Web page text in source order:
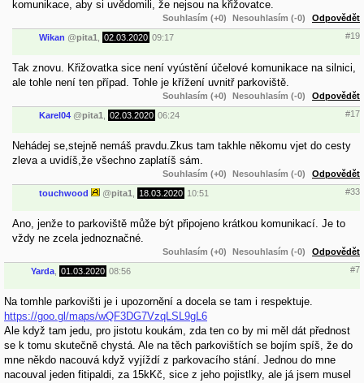
komunikace, aby si uvědomili, že nejsou na křižovatce.
Souhlasím (+0) Nesouhlasím (-0) Odpovědět
Wikan @pita1 02.03.2020 09:17 #19
Tak znovu. Křižovatka sice není vyústění účelové komunikace na silnici,
ale tohle není ten případ. Tohle je křížení uvnitř parkoviště.
Souhlasím (+0) Nesouhlasím (-0) Odpovědět
Karel04 @pita1 02.03.2020 06:24 #17
Nehádej se,stejně nemáš pravdu.Zkus tam takhle někomu vjet do cesty
zleva a uvidíš,že všechno zaplatíš sám.
Souhlasím (+0) Nesouhlasím (-0) Odpovědět
touchwood @pita1 18.03.2020 10:51 #33
Ano, jenže to parkoviště může být připojeno krátkou komunikací. Je to
vždy ne zcela jednoznačné.
Souhlasím (+0) Nesouhlasím (-0) Odpovědět
Yarda 01.03.2020 08:56 #7
Na tomhle parkovišti je i upozornění a docela se tam i respektuje.
https://goo.gl/maps/wQF3DG7VzqLSL9gL6
Ale když tam jedu, pro jistotu koukám, zda ten co by mi měl dát přednost
se k tomu skutečně chystá. Ale na těch parkovištích se bojím spíš, že do
mne někdo nacouvá když vyjíždí z parkovacího stání. Jednou do mne
nacouval jeden fitipaldi, za 15kKč, sice z jeho pojistlky, ale já jsem musel